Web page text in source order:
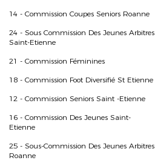
14 - Commission Coupes Seniors Roanne
24 - Sous Commission Des Jeunes Arbitres
Saint-Etienne
21 - Commission Féminines
18 - Commission Foot Diversifié St Etienne
12 - Commission Seniors Saint -Etienne
16 - Commission Des Jeunes Saint-
Etienne
25 - Sous-Commission Des Jeunes Arbitres
Roanne